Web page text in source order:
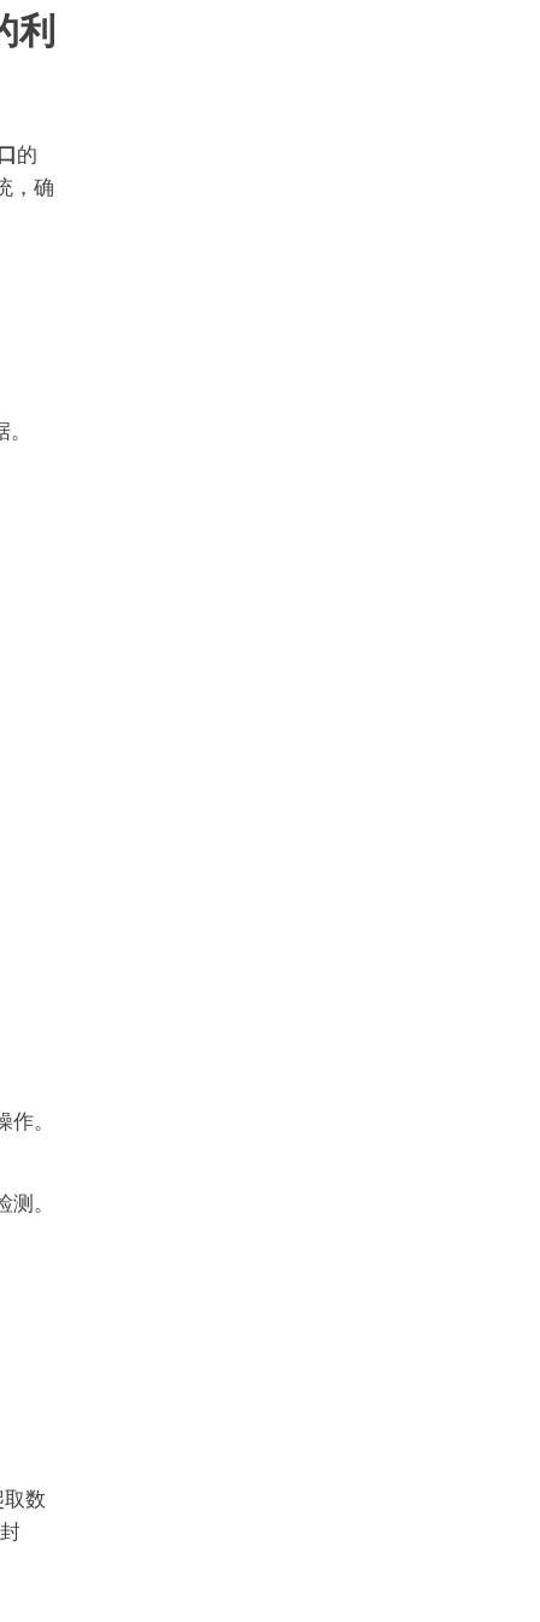
利
的
，确
。
。
数